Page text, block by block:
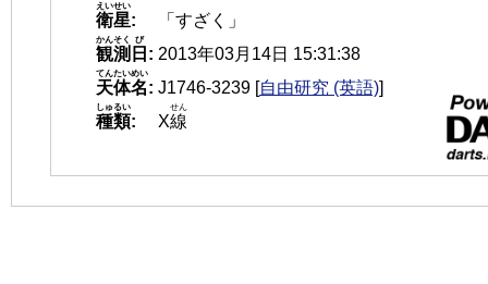
衛星
えいせい
:
「すざく」
観測
かんそく
日
び
: 2013年03月14日 15:31:38
天体名
てんたいめい
: J1746-3239 [自由研究 (英語)]
種類
しゅるい
: X線
せん